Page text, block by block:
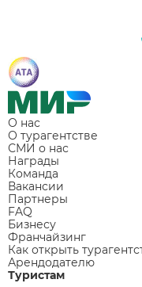
О нас
О турагентстве
СМИ о нас
Награды
Команда
Вакансии
Партнеры
FAQ
Бизнесу
Франчайзинг
Как открыть
Арендодателю
Туристам